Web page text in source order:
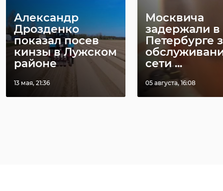
Александр
Дрозденко
показал посев
кинзы в Лужском
районе
13 мая, 21:36
Москвича
задержали в
Петербурге
сети ...
05 августа, 16:08
Губернатор
возглавил
традиционный
мотопробег по
мест ...
08 мая 2019, 19:00
В Волхове
отметили
12 апреля 2021, 12:48